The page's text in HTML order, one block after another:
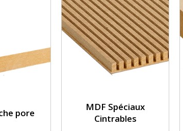
pore
MDF Spéciaux
Cintrables